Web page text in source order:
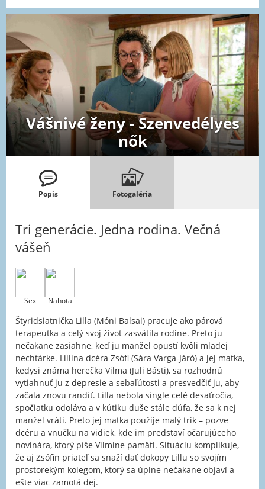
Vášnivé ženy - Szenvedélyes
nők
Popis Fotogaléria
Tri generácie. Jedna rodina. Večná
vášeň
Sex Nahota
Štyridsiatnička Lilla (Móni Balsai) pracuje ako párová
terapeutka a celý svoj život zasvätila rodine. Preto ju
nečakane zasiahne, keď ju manžel opustí kvôli mladej
nechtárke. Lillina dcéra Zsófi (Sára Varga-Járó) a jej matka,
kedysi známa herečka Vilma (Juli Básti), sa rozhodnú
vytiahnuť ju z depresie a sebaľútosti a presvedčiť ju, aby
začala znovu randiť. Lilla nebola single celé desaťročia,
spočiatku odoláva a v kútiku duše stále dúfa, že sa k nej
manžel vráti. Preto jej matka použije malý trik – pozve
dcéru a vnučku na vidiek, kde im predstaví očarujúceho
novinára, ktorý píše Vilmine pamäti. Situáciu komplikuje,
že aj Zsófin priateľ sa snaží dať dokopy Lillu so svojím
prostorekým kolegom, ktorý sa úplne nečakane objaví a
ešte viac zamotá dej.